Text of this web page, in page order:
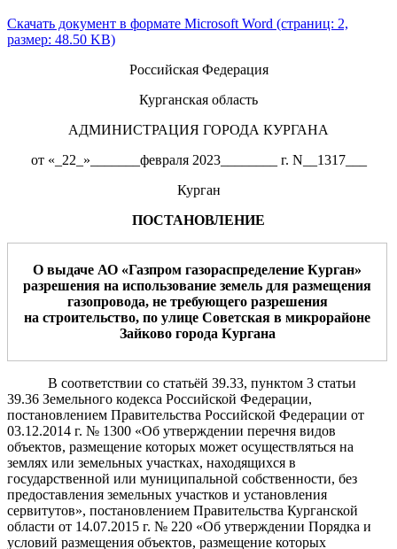
Скачать документ в формате Microsoft Word (страниц: 2,
размер: 48.50 KB)
Российская Федерация
Курганская область
АДМИНИСТРАЦИЯ ГОРОДА КУРГАНА
от «_22_»_______февраля 2023________ г. N__1317___
Курган
ПОСТАНОВЛЕНИЕ
О выдаче АО «Газпром газораспределение Курган»
разрешения на использование земель для размещения
газопровода, не требующего разрешения
на строительство, по улице Советская в микрорайоне
Зайково города Кургана
В соответствии со статьёй 39.33, пунктом 3 статьи
39.36 Земельного кодекса Российской Федерации,
постановлением Правительства Российской Федерации от
03.12.2014 г. № 1300 «Об утверждении перечня видов
объектов, размещение которых может осуществляться на
землях или земельных участках, находящихся в
государственной или муниципальной собственности, без
предоставления земельных участков и установления
сервитутов», постановлением Правительства Курганской
области от 14.07.2015 г. № 220 «Об утверждении Порядка и
условий размещения объектов, размещение которых